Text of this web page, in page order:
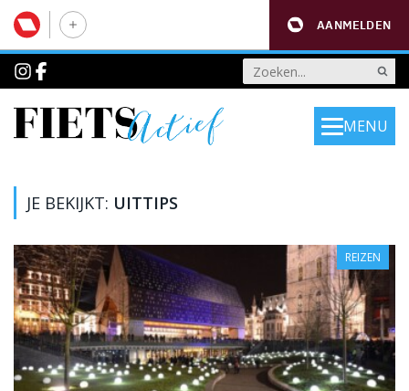
AANMELDEN
MENU
JE BEKIJKT: UITTIPS
REIZEN